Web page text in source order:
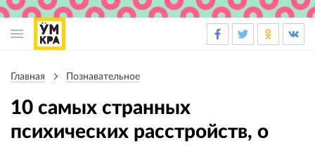
навигация
навигации
Главная Познавательное
10 самых странных
психических расстройств, о